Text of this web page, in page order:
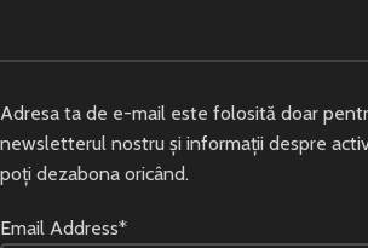
Adresa ta de e-mail este folosită doar
newsletterul nostru și informații despre
poți dezabona oricând.
Email Address*